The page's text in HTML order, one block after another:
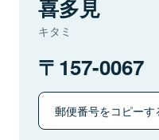
喜多見
キタミ
157-0067
郵便番号をコピーす